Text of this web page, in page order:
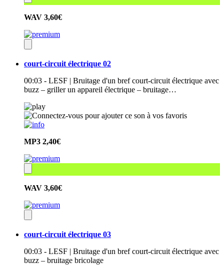
WAV 3,60€
court-circuit électrique 02
00:03 - LESF | Bruitage d'un bref court-circuit électrique avec
buzz – griller un appareil électrique – bruitage…
MP3 2,40€
WAV 3,60€
court-circuit électrique 03
00:03 - LESF | Bruitage d'un bref court-circuit électrique avec
buzz – bruitage bricolage